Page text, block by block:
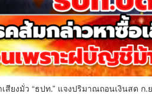
เสียงมั่ว “ธปท.” แจงปริมาณถอนเงินสด